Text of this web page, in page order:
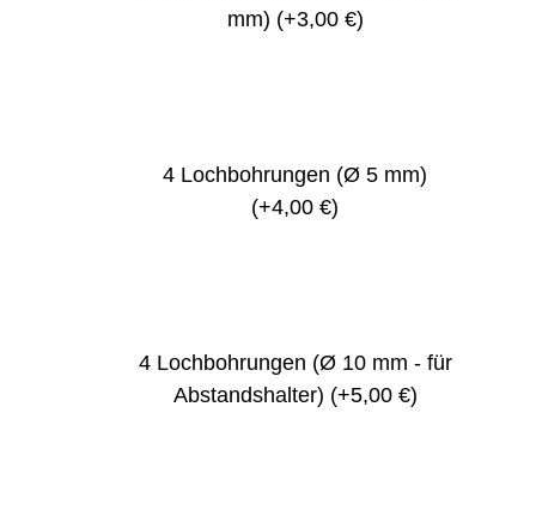
mm) (+3,00 €)
4 Lochbohrungen (Ø 5 mm)
(+4,00 €)
4 Lochbohrungen (Ø 10 mm - für
Abstandshalter) (+5,00 €)